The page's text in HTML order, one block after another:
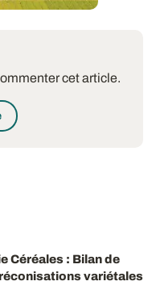
cet article.
Céréales : Bilan de
variétales